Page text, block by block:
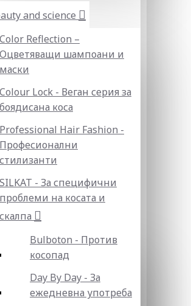
and science
Color Reflection –
Оцветяващи шампоани и
маски
Colour Lock - Веган серия за
боядисана коса
Professional Hair Fashion -
Професионални
стилизанти
SILKAT - За специфични
проблеми на косата и
скалпа
Bulboton - Против
косопад
Day By Day - За
ежедневна употреба